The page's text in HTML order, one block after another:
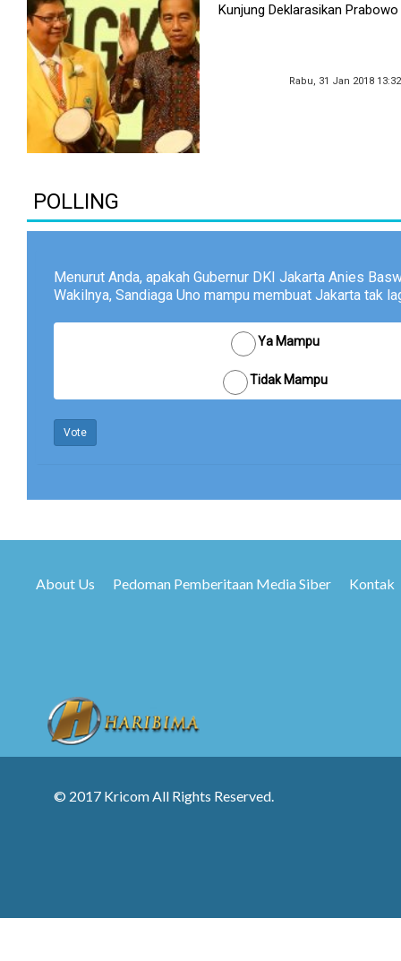
Kunjung Deklarasikan
Rabu, 31 Jan 2018
POLLING
Menurut Anda, apakah Gubernur DKI Jakarta Anies
Wakilnya, Sandiaga Uno mampu membuat Jakarta tak
Ya Mampu
Tidak Mampu
Vote
About Us Pedoman Pemberitaan Media Siber Kontak
© 2017 Kricom All Rights Reserved.